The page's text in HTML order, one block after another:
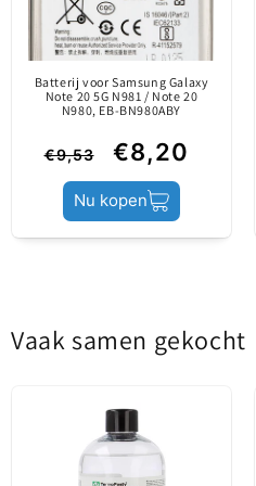
Informatie over de
inhoud
Productstatus
Sort by
Beoordelingen in
Ionita Laurentiu
Produsul este asa cum
deja acumulatorul pe
Batterij voor Samsung Galaxy
Note 20 5G N981 / Note 20
N980, EB-BN980ABY
€9,53 €8,20
Nu kopen
Vaak samen gekocht